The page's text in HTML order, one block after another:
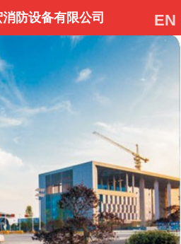
防设备有限公司 EN